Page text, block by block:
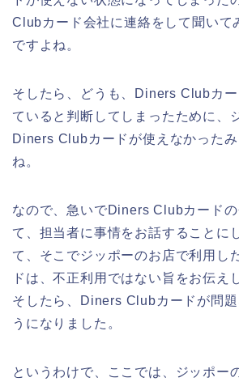
Clubカード会社に連絡をして聞いて
ですよね。
そしたら、どうも、Diners Clubカ
ていると判断してしまったために、
Diners Clubカードが使えなかったみ
ね。
なので、急いでDiners Clubカード
て、担当者に事情をお話することに
て、そこでジッポーのお店で利用し
ドは、不正利用ではない旨をお伝え
そしたら、Diners Clubカードが問
うになりました。
というわけで、ここでは、ジッポー